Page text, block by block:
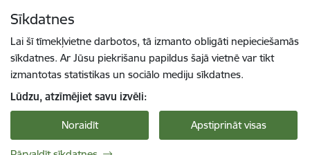
Sīkdatnes
Lai šī tīmekļvietne darbotos, tā izmanto obligāti nepieciešamās
sīkdatnes. Ar Jūsu piekrišanu papildus šajā vietnē var tikt
izmantotas statistikas un sociālo mediju sīkdatnes.
Lūdzu, atzīmējiet savu izvēli:
Noraidīt Apstiprināt visas